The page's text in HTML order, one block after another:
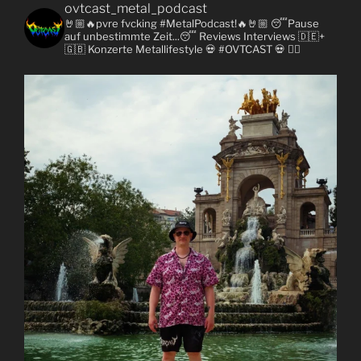
ovtcast_metal_podcast
🤘🏼🔥pvre fvcking #MetalPodcast!🔥🤘🏼 😴Pause
auf unbestimmte Zeit...😴 Reviews Interviews 🇩🇪+
🇬🇧 Konzerte Metallifestyle 💀 #OVTCAST 💀 👇🏼